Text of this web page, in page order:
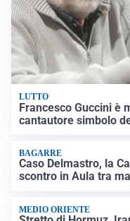
LUTTO
Francesco Guccini è
cantautore simbolo
BAGARRE
Caso Delmastro, la
scontro in Aula tra
MEDIO ORIENTE